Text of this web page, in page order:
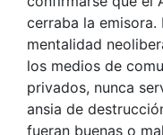
cerraba la emisora.
mentalidad
los medios de
privados, nunca
ansia de
fueran buenas o